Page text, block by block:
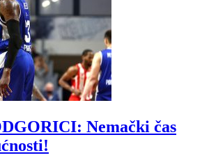
Nemački čas